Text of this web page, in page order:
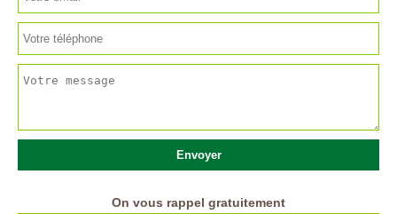
On vous rappel gratuitement